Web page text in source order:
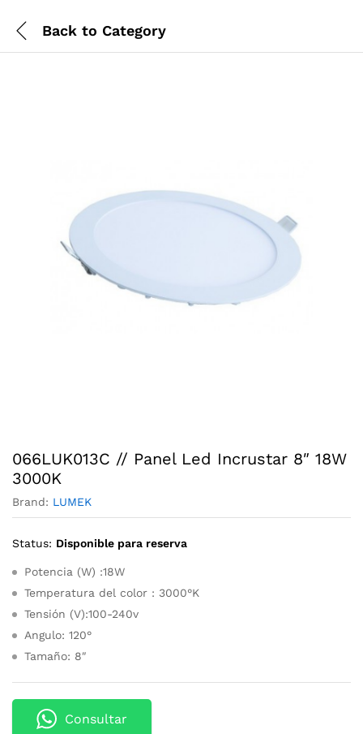
Back to Category
066LUK013C // Panel Led Incrustar 8″ 18W
3000K
Brand: LUMEK
Status: Disponible para reserva
Potencia (W) :18W
Temperatura del color : 3000°K
Tensión (V):100-240v
Angulo: 120°
Tamaño: 8″
Consultar